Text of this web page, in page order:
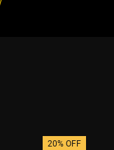
20% OFF